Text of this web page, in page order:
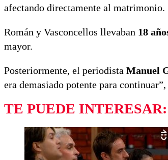
afectando directamente al matrimonio.
Román y Vasconcellos llevaban 18
mayor.
Posteriormente, el periodista Manuel
era demasiado potente para
TE PUEDE INTERESAR: